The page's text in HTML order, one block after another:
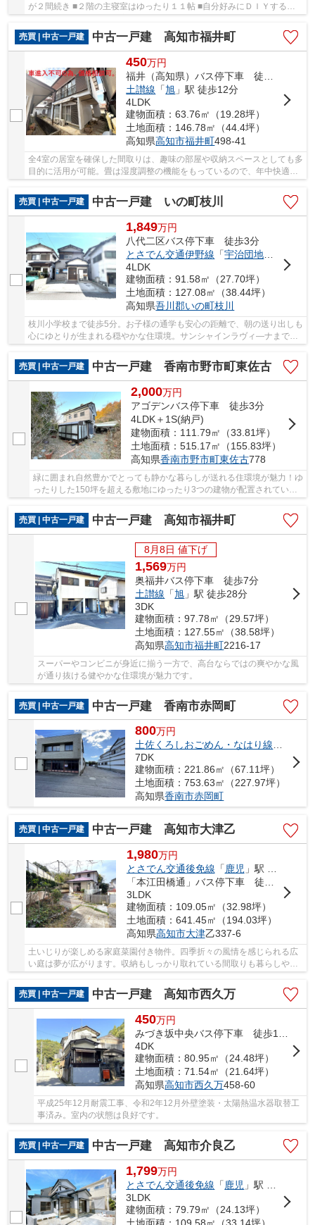
が２間続き ■２階の主寝室はゆったり１１帖 ■自分好みにＤＩＹするの
売買 | 中古一戸建
中古一戸建 高知市福井町
450万円
土讃線 「旭 」駅 徒歩12分
4LDK
建物面積：63.76㎡（19.28坪）
土地面積：146.78㎡（44.4坪）
高知県高知市福井町498-41
全4室の居室を確保した間取りは、趣味の部屋や収納スペースとしても多
目的に活用が可能。畳は湿度調整の機能をもっているので、年中快適に
売買 | 中古一戸建
中古一戸建 いの町枝川
1,849万円
八代二区バス停下車 徒歩3分
とさでん交通伊野線 「宇治団地前
4LDK
建物面積：91.58㎡（27.70坪）
土地面積：127.08㎡（38.44坪）
高知県吾川郡いの町枝川
枝川小学校まで徒歩5分。お子様の通学も安心の距離で、朝の送り出しも
心にゆとりが生まれる穏やかな住環境。サンシャインラヴィ―ナまで徒
売買 | 中古一戸建
中古一戸建 香南市野市町東佐古
2,000万円
アゴデンバス停下車 徒歩3分
4LDK＋1S(納戸)
建物面積：111.79㎡（33.81坪）
土地面積：515.17㎡（155.83坪）
高知県香南市野市町東佐古778
緑に囲まれ自然豊かでとっても静かな暮らしが送れる住環境が魅力！ゆ
ったりした150坪を超える敷地にゆったり3つの建物が配置されていま
す。
売買 | 中古一戸建
中古一戸建 高知市福井町
8月8日 値下げ
1,569万円
奥福井バス停下車 徒歩7分
土讃線 「旭 」駅 徒歩28分
3DK
建物面積：97.78㎡（29.57坪）
土地面積：127.55㎡（38.58坪）
高知県高知市福井町2216-17
スーパーやコンビニが身近に揃う一方で、高台ならではの爽やかな風
が通り抜ける健やかな住環境が魅力です。
売買 | 中古一戸建 中古一戸建 香南市赤岡町
800万円
土佐くろしおごめん・なはり線
「
7DK
建物面積：221.86㎡（67.11坪）
土地面積：753.63㎡（227.97坪）
高知県香南市赤岡町
売買 | 中古一戸建 中古一戸建 高知市大津乙
1,980万円
とさでん交通後免線 「鹿児」駅 徒歩8分
「本江田橋通」バス停下車 徒歩15分
3LDK
建物面積：109.05㎡（32.98坪）
土地面積：641.45㎡（194.03坪）
高知県高知市大津乙337-6
土いじりが楽しめる家庭菜園付き物件。四季折々の風情を感じられる広
い庭は夢が広がります。収納もしっかり取れている間取りも暮らしやす
売買 | 中古一戸建
中古一戸建 高知市西久万
450万円
4DK
建物面積：80.95㎡（24.48坪）
土地面積：71.54㎡（21.64坪）
高知県高知市西久万458-60
平成25年12月耐震工事、令和2年12月外壁塗装・太陽熱温水器取替工
事済み。室内の状態は良好です。
売買 | 中古一戸建 中古一戸建 高知市介良乙
1,799万円
とさでん交通後免線 「 鹿児 」駅 徒歩12分
3LDK
建物面積：79.79㎡（24.13坪）